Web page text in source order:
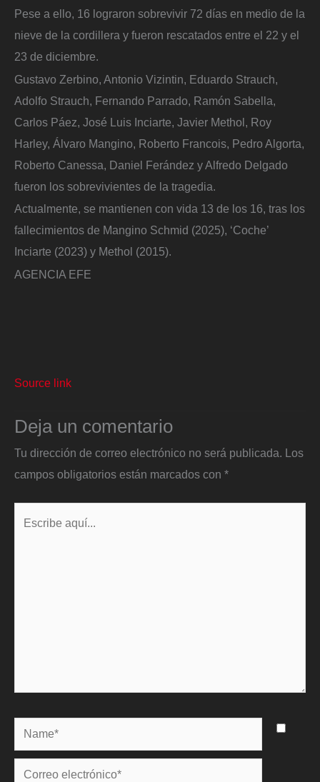
Pese a ello, 16 lograron sobrevivir 72 días en medio de la
nieve de la cordillera y fueron rescatados entre el 22 y el
23 de diciembre.
Gustavo Zerbino, Antonio Vizintin, Eduardo Strauch,
Adolfo Strauch, Fernando Parrado, Ramón Sabella,
Carlos Páez, José Luis Inciarte, Javier Methol, Roy
Harley, Álvaro Mangino, Roberto Francois, Pedro Algorta,
Roberto Canessa, Daniel Ferández y Alfredo Delgado
fueron los sobrevivientes de la tragedia.
Actualmente, se mantienen con vida 13 de los 16, tras los
fallecimientos de Mangino Schmid (2025), ‘Coche’
Inciarte (2023) y Methol (2015).
AGENCIA EFE
Source link
Deja un comentario
Tu dirección de correo electrónico no será publicada. Los
campos obligatorios están marcados con *
Name*
Correo